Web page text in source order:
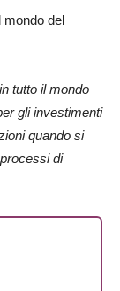
mondo del
tutto il mondo
gli investimenti
quando si
di